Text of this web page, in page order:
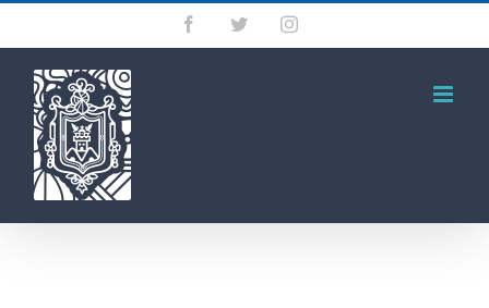
Saltar
contenido
FacebookTwitterInstagram